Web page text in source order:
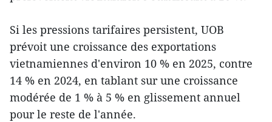
Si les pressions tarifaires persistent, UOB
prévoit une croissance des exportations
vietnamiennes d'environ 10 % en 2025, contre
14 % en 2024, en tablant sur une croissance
modérée de 1 % à 5 % en glissement annuel
pour le reste de l'année.